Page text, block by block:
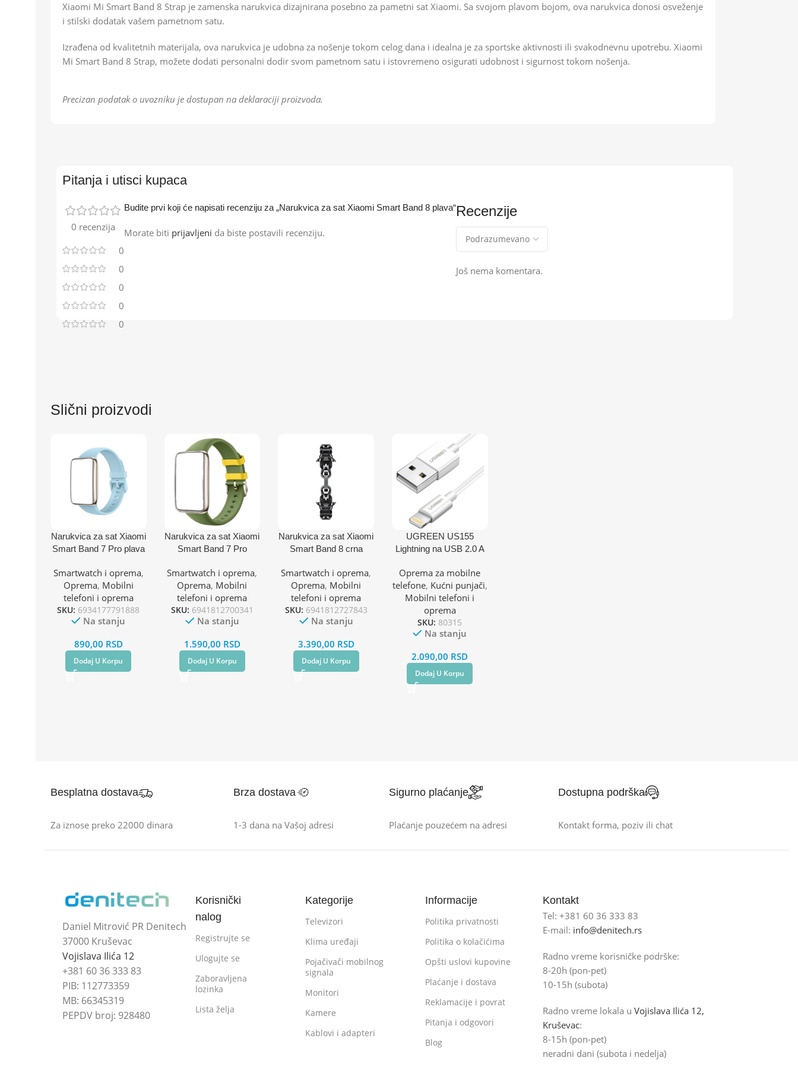
Xiaomi Mi Smart Band 8 Strap je zamenska narukvica dizajnirana posebno za pametni sat Xiaomi. Sa svojom plavom bojom, ova narukvica donosi osveženje
i stilski dodatak vašem pametnom satu.
Izrađena od kvalitetnih materijala, ova narukvica je udobna za nošenje tokom celog dana i idealna je za sportske aktivnosti ili svakodnevnu upotrebu. Xiaomi
Mi Smart Band 8 Strap, možete dodati personalni dodir svom pametnom satu i istovremeno osigurati udobnost i sigurnost tokom nošenja.
Precizan podatak o uvozniku je dostupan na deklaraciji proizvoda.
Pitanja i utisci kupaca
0 recenzija
0
0
0
0
0
Recenzije
Još nema komentara.
Budite prvi koji će napisati recenziju za „Narukvica za sat Xiaomi Smart Band 8 plava“
Morate biti prijavljeni da biste postavili recenziju.
Slični proizvodi
Narukvica za sat Xiaomi
Smart Band 7 Pro plava
Smartwatch i oprema,
Oprema, Mobilni
telefoni i oprema
SKU: 6934177791888
Na stanju
890,00 RSD
Dodaj U Korpu
Narukvica za sat Xiaomi
Smart Band 7 Pro
Smartwatch i oprema,
Oprema, Mobilni
telefoni i oprema
SKU: 6941812700341
Na stanju
1.590,00 RSD
Dodaj U Korpu
Narukvica za sat Xiaomi
Smart Band 8 crna
Smartwatch i oprema,
Oprema, Mobilni
telefoni i oprema
SKU: 6941812727843
Na stanju
3.390,00 RSD
Dodaj U Korpu
UGREEN US155
Lightning na USB 2.0 A
Oprema za mobilne
telefone, Kućni punjači,
Mobilni telefoni i
oprema
SKU: 80315
Na stanju
2.090,00 RSD
Dodaj U Korpu
Besplatna dostava
Za iznose preko 22000 dinara
Brza dostava
1-3 dana na Vašoj adresi
Sigurno plaćanje
Plaćanje pouzećem na adresi
Dostupna podrška
Kontakt forma, poziv ili chat
Daniel Mitrović PR Denitech
37000 Kruševac
Vojislava Ilića 12
+381 60 36 333 83
PIB: 112773359
MB: 66345319
PEPDV broj: 928480
Korisnički
nalog
Registrujte se
Ulogujte se
Zaboravljena
lozinka
Lista želja
Kategorije
Televizori
Klima uređaji
Pojačivači mobilnog
signala
Monitori
Kamere
Kablovi i adapteri
Informacije
Politika privatnosti
Politika o kolačićima
Opšti uslovi kupovine
Plaćanje i dostava
Reklamacije i povrat
Pitanja i odgovori
Blog
Kontakt
Tel: +381 60 36 333 83
E-mail: info@denitech.rs
Radno vreme korisničke podrške:
8-20h (pon-pet)
10-15h (subota)
Radno vreme lokala u Vojislava Ilića 12,
Kruševac:
8-15h (pon-pet)
neradni dani (subota i nedelja)